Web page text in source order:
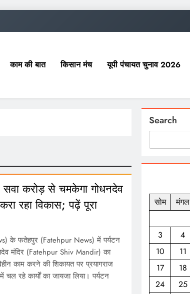
काम की बात किसान मंच यूपी पंचायत चुनाव 2026
करोड़ से चमकेगा गोधनदेव
रहा विकास; पढ़ें पूरा
के फतेहपुर (Fatehpur News) में पर्यटन
मंदिर (Fatehpur Shiv Mandir) का
काम करने की शिकायत पर प्रयागराज
चल रहे कार्यों का जायजा लिया। पर्यटन
Search
सोम
मंगल
3
4
10
11
17
18
24
25